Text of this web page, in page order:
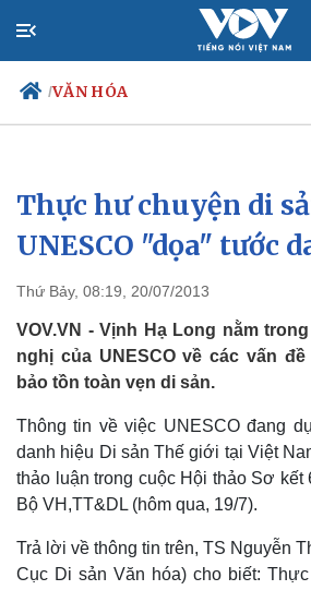
/VĂN HÓA
Chính trị
Đảng
Tổ chức nhân sự
Nhận diện sự thật
Xã hội
Tin 24h
Dự
Việc
Biển
Thực hư chuyện di
UNESCO "dọa" tước
Thứ Bảy, 08:19, 20/07/2013
VOV.VN - Vịnh Hạ Long nằm
nghị của UNESCO về các vấn
bảo tồn toàn vẹn di sản.
Thông tin về việc UNESCO đang
danh hiệu Di sản Thế giới tại Việt
thảo luận trong cuộc Hội thảo Sơ kết
Bộ VH,TT&DL (hôm qua, 19/7).
Trả lời về thông tin trên, TS Nguyễn
Cục Di sản Văn hóa) cho biết: